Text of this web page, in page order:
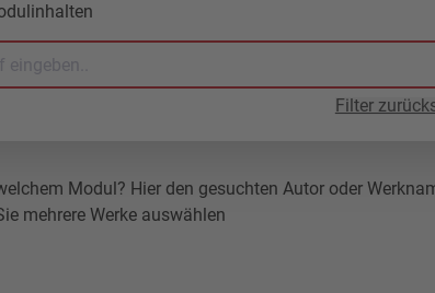
Filter
Modul? Hier den gesuchten Autor oder
mehrere Werke auswählen